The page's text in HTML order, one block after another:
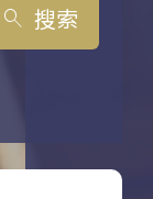
search 搜索